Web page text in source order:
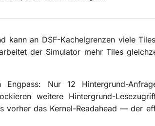
kann an DSF-Kachelgrenzen viele
der Simulator mehr Tiles
Engpass: Nur 12 Hintergrund-
weitere Hintergrund-
vorher das Kernel-Readahead — der